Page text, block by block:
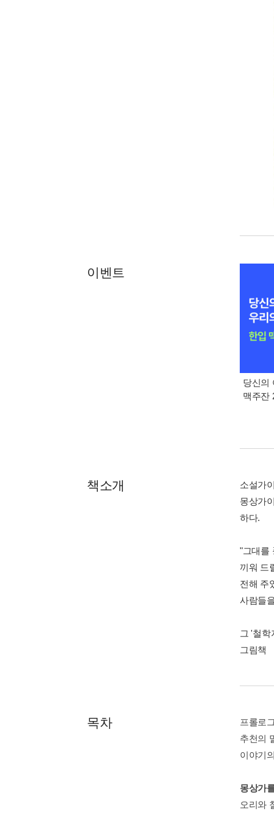
이벤트
당신의
맥주잔
책소개
소설가
몽상가
하다.
"그대를
끼워 드
전해 주
사람들
그 '철
그림책
목차
프롤로
추천의
이야기
몽상가
오리와